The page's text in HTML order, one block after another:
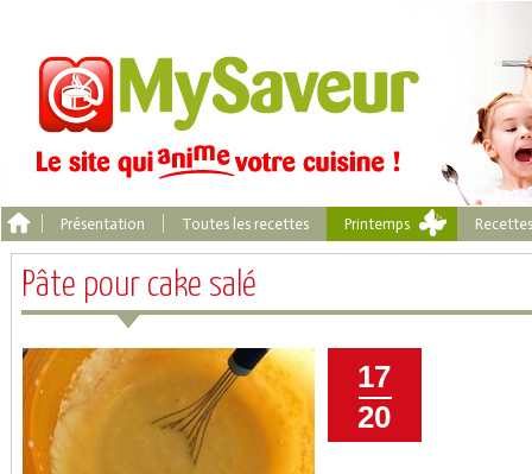
Présentation Toutes les recettes Printemps
Pâte pour cake salé
17
20